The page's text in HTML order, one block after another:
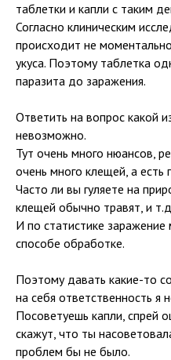
таблетки и капли с таким
Согласно клиническим
происходит не
укуса. Поэтому таблетка
паразита до заражения.
Ответить на вопрос какой
невозможно.
Тут очень много нюансов,
очень много клещей, а есть
Часто ли вы гуляете на
клещей обычно травят, и
И по статистике
способе обработке.
Поэтому давать какие-то
на себя ответственность я
Посоветуешь капли, спрей
скажут, что ты
проблем бы не было.